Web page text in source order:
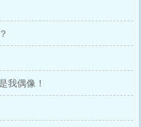
我偶像！